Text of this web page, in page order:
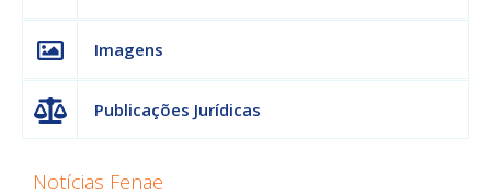
Imagens
Publicações Jurídicas
Notícias Fenae